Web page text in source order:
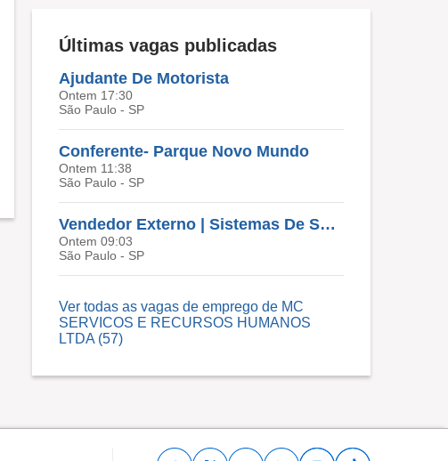
Últimas vagas publicadas
Ajudante De Motorista
Ontem 17:30
São Paulo - SP
Conferente- Parque Novo Mundo
Ontem 11:38
São Paulo - SP
Vendedor Externo | Sistemas De Segurança E Tecnologia
Ontem 09:03
São Paulo - SP
Ver todas as vagas de emprego de MC
SERVICOS E RECURSOS HUMANOS
LTDA (57)